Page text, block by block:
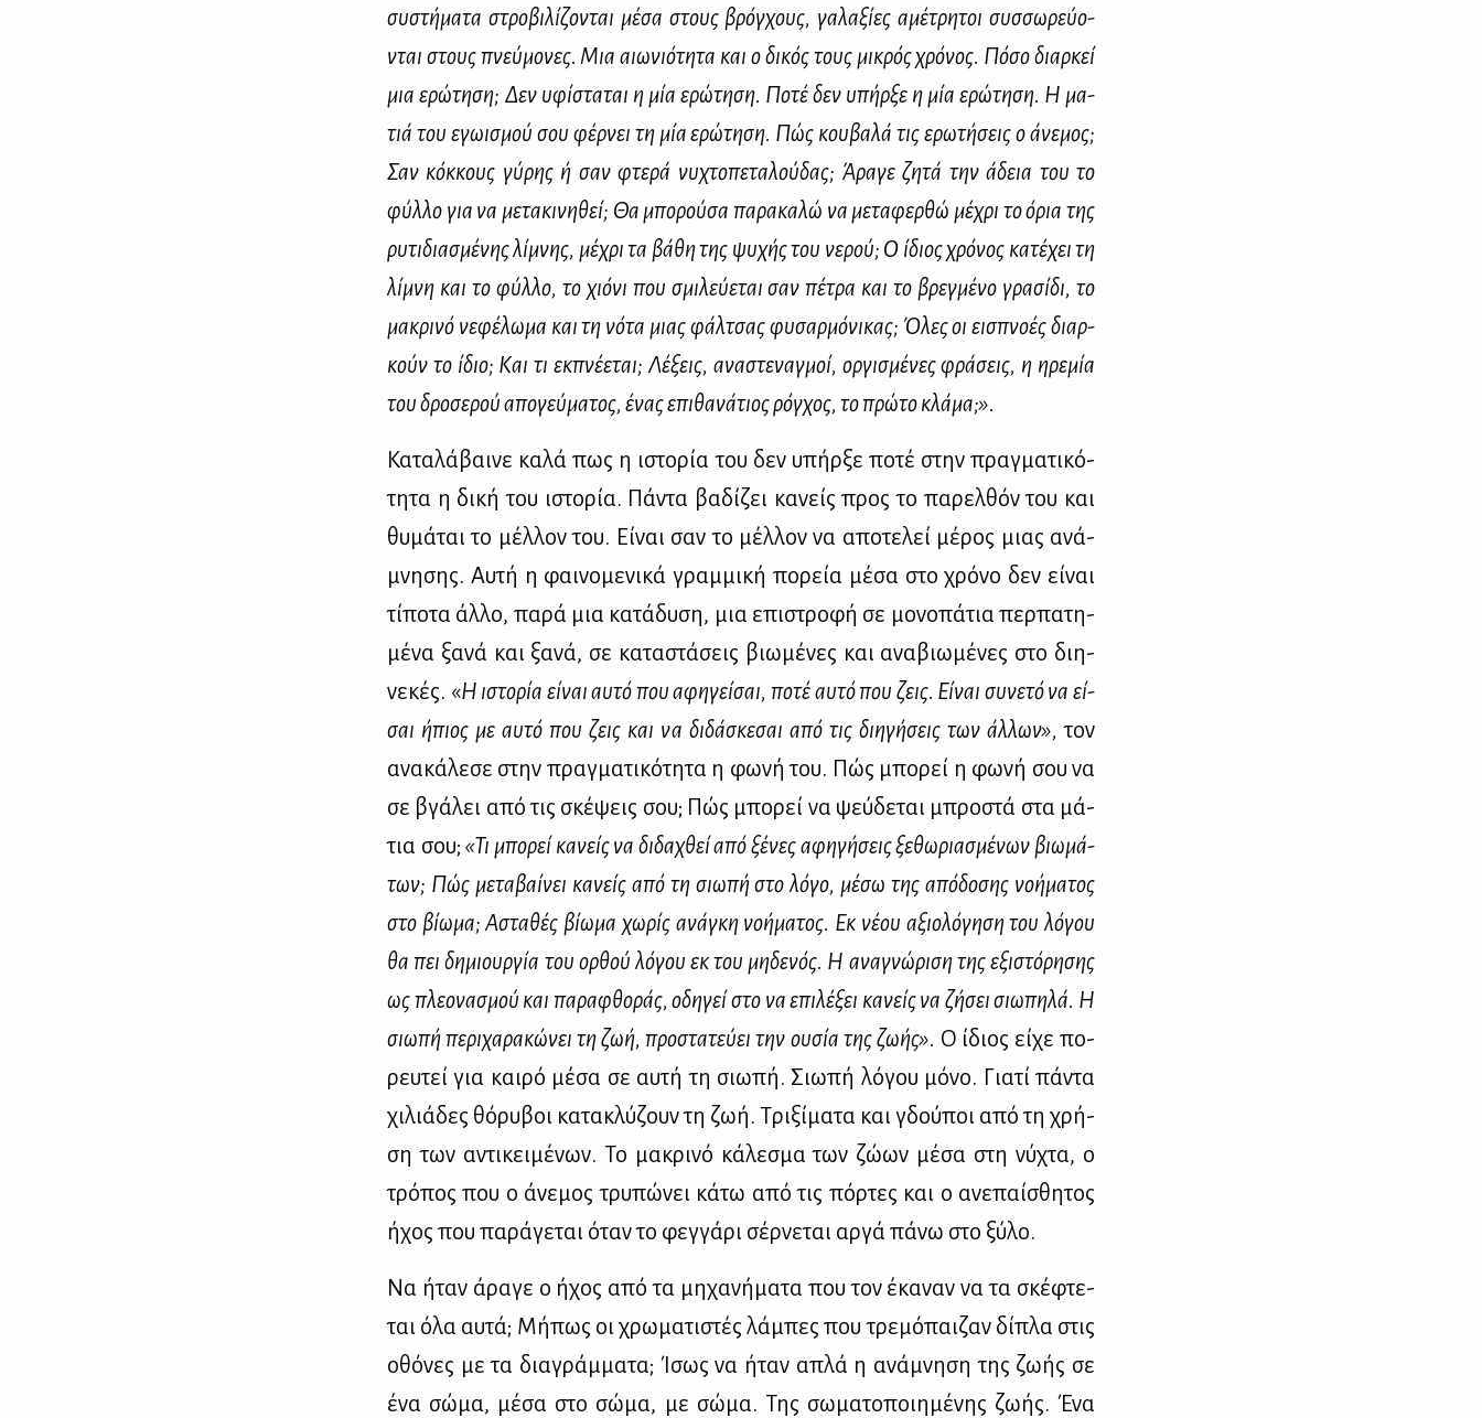
συ­στή­μα­τα στρο­βι­λί­ζο­νται μέ­σα στους βρόγ­χους, γα­λα­ξί­ες αμέ­τρη­τοι συσ­σω­ρεύ­ο­
νται στους πνεύ­μο­νες. Μια αιω­νιό­τη­τα και ο δι­κός τους μι­κρός χρό­νος. Πό­σο διαρ­κεί
μια ερώ­τη­ση; Δεν υφί­στα­ται η μία ερώ­τη­ση. Πο­τέ δεν υπήρ­ξε η μία ερώ­τη­ση. Η μα­
τιά του εγω­ι­σμού σου φέρ­νει τη μία ερώ­τη­ση. Πώς κου­βα­λά τις ερω­τή­σεις ο άνε­μος;
Σαν κόκ­κους γύ­ρης ή σαν φτε­ρά νυ­χτο­πε­τα­λού­δας; Άρα­γε ζη­τά την άδεια του το
φύλ­λο για να με­τα­κι­νη­θεί; Θα μπο­ρού­σα πα­ρα­κα­λώ να με­τα­φερ­θώ μέ­χρι το όρια της
ρυ­τι­δια­σμέ­νης λί­μνης, μέ­χρι τα βά­θη της ψυ­χής του νε­ρού; Ο ίδιος χρό­νος κα­τέ­χει τη
λί­μνη και το φύλ­λο, το χιό­νι που σμι­λεύ­ε­ται σαν πέ­τρα και το βρεγ­μέ­νο γρα­σί­δι, το
μα­κρι­νό νε­φέ­λω­μα και τη νό­τα μιας φάλ­τσας φυ­σαρ­μό­νι­κας; Όλες οι ει­σπνο­ές διαρ­
κούν το ίδιο; Και τι εκ­πνέ­ε­ται; Λέ­ξεις, ανα­στε­ναγ­μοί, ορ­γι­σμέ­νες φρά­σεις, η ηρε­μία
του δρο­σε­ρού απο­γεύ­μα­τος, ένας επι­θα­νά­τιος ρόγ­χος, το πρώ­το κλά­μα;».
Κα­τα­λά­βαι­νε κα­λά πως η ιστο­ρία του δεν υπήρ­ξε πο­τέ στην πραγ­μα­τι­κό­
τη­τα η δι­κή του ιστο­ρία. Πά­ντα βα­δί­ζει κα­νείς προς το πα­ρελ­θόν του και
θυ­μά­ται το μέλ­λον του. Εί­ναι σαν το μέλ­λον να απο­τε­λεί μέ­ρος μιας ανά­
μνη­σης. Αυ­τή η φαι­νο­με­νι­κά γραμ­μι­κή πο­ρεία μέ­σα στο χρό­νο δεν εί­ναι
τί­πο­τα άλ­λο, πα­ρά μια κα­τά­δυ­ση, μια επι­στρο­φή σε μο­νο­πά­τια περ­πα­τη­
μέ­να ξα­νά και ξα­νά, σε κα­τα­στά­σεις βιω­μέ­νες και ανα­βιω­μέ­νες στο δι­η­
νε­κές. «Η ιστο­ρία εί­ναι αυ­τό που αφη­γεί­σαι, πο­τέ αυ­τό που ζεις. Εί­ναι συ­νε­τό να εί­
σαι ήπιος με αυ­τό που ζεις και να δι­δά­σκε­σαι από τις δι­η­γή­σεις των άλ­λων»,τον
ανα­κά­λε­σε στην πραγ­μα­τι­κό­τη­τα η φω­νή του. Πώς μπο­ρεί η φω­νή σου να
σε βγά­λει από τις σκέ­ψεις σου; Πώς μπο­ρεί να ψεύ­δε­ται μπρο­στά στα μά­
τια σου; «Τι μπο­ρεί κα­νείς να δι­δα­χθεί από ξέ­νες αφη­γή­σεις ξε­θω­ρια­σμέ­νων βιω­μά­
των; Πώς με­τα­βαί­νει κα­νείς από τη σιω­πή στο λό­γο, μέ­σω της από­δο­σης νο­ή­μα­τος
στο βί­ω­μα; Αστα­θές βί­ω­μα χω­ρίς ανά­γκη νο­ή­μα­τος. Εκ νέ­ου αξιο­λό­γη­ση του λό­γου
θα πει δη­μιουρ­γία του ορ­θού λό­γου εκ του μη­δε­νός. Η ανα­γνώ­ρι­ση της εξι­στό­ρη­σης
ως πλε­ο­να­σμού και πα­ρα­φθο­ράς, οδη­γεί στο να επι­λέ­ξει κα­νείς να ζή­σει σιω­πη­λά. Η
σιω­πή πε­ρι­χα­ρα­κώ­νει τη ζωή, προ­στα­τεύ­ει την ου­σία της ζω­ής». Ο ίδιος εί­χε πο­
ρευ­τεί για και­ρό μέ­σα σε αυ­τή τη σιω­πή. Σιω­πή λό­γου μό­νο. Για­τί πά­ντα
χι­λιά­δες θό­ρυ­βοι κα­τα­κλύ­ζουν τη ζωή. Τρι­ξί­μα­τα και γδού­ποι από τη χρή­
ση των αντι­κει­μέ­νων. Το μα­κρι­νό κά­λε­σμα των ζώ­ων μέ­σα στη νύ­χτα, ο
τρό­πος που ο άνε­μος τρυ­πώ­νει κά­τω από τις πόρ­τες και ο ανε­παί­σθη­τος
ήχος που πα­ρά­γε­ται όταν το φεγ­γά­ρι σέρ­νε­ται αρ­γά πά­νω στο ξύ­λο.
Να ήταν άρα­γε ο ήχος από τα μη­χα­νή­μα­τα που τον έκα­ναν να τα σκέ­φτε­
ται όλα αυ­τά; Μή­πως οι χρω­μα­τι­στές λά­μπες που τρε­μό­παι­ζαν δί­πλα στις
οθό­νες με τα δια­γράμ­μα­τα; Ίσως να ήταν απλά η ανά­μνη­ση της ζω­ής σε
ένα σώ­μα, μέ­σα στο σώ­μα, με σώ­μα. Της σω­μα­το­ποι­η­μέ­νης ζω­ής. Ένα